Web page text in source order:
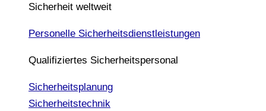
Sicherheit weltweit
Personelle Sicherheitsdienstleistungen
Qualifiziertes Sicherheitspersonal
Sicherheitsplanung
Sicherheitstechnik